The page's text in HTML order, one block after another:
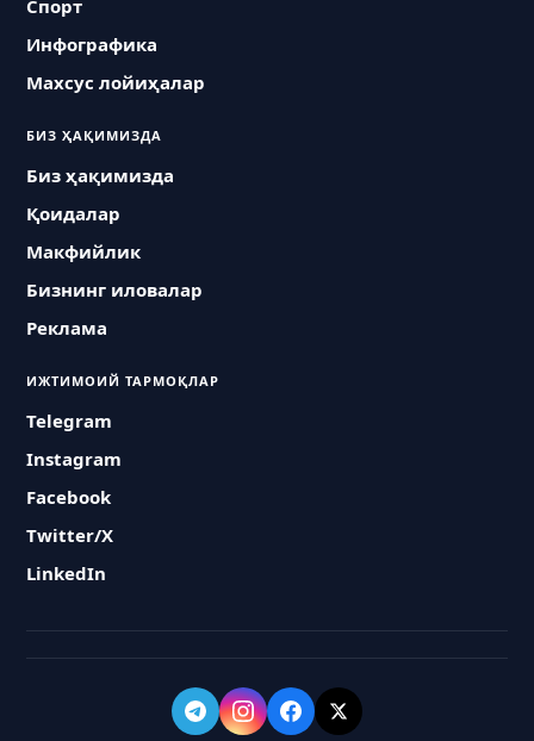
Спорт
Инфографика
Махсус лойиҳалар
БИЗ ҲАҚИМИЗДА
Биз ҳақимизда
Қоидалар
Макфийлик
Бизнинг иловалар
Реклама
ИЖТИМОИЙ ТАРМОҚЛАР
Telegram
Instagram
Facebook
Twitter/X
LinkedIn